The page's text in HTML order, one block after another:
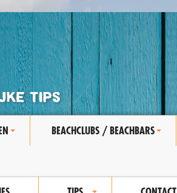
BEACHCLUBS / BEACHBARS